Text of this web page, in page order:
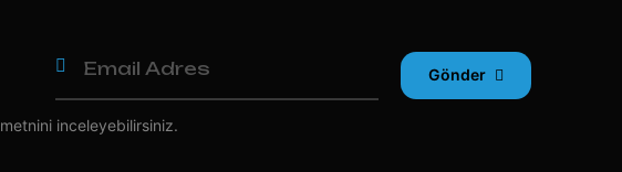
Gönder
metnini inceleyebilirsiniz.